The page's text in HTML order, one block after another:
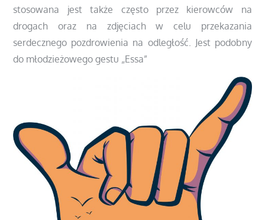
stosowana jest także często przez kierowców na
drogach oraz na zdjęciach w celu przekazania
serdecznego pozdrowienia na odległość. Jest podobny
do młodzieżowego gestu „Essa”